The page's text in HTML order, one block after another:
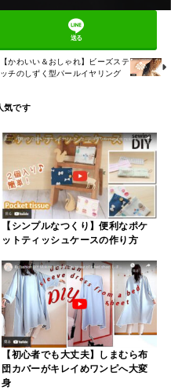
送る
【かわいい＆おしゃれ】ビーズステ
ッチのしずく型パールイヤリング
【シンプルなつくり】便利なポケ
ットティッシュケースの作り方
【初心者でも大丈夫】しまむら布
団カバーがキレイめワンピへ大変
身